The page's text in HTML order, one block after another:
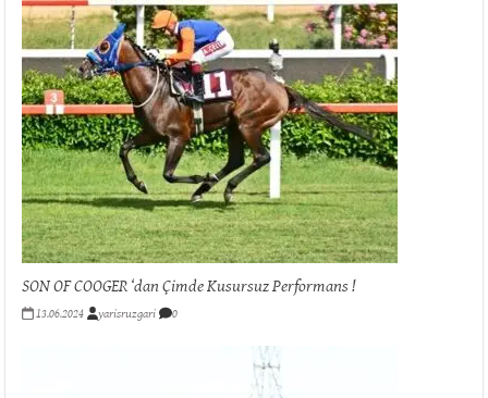
SON OF COOGER ‘dan Çimde Kusursuz Performans !
13.06.2024 yarisruzgari 0